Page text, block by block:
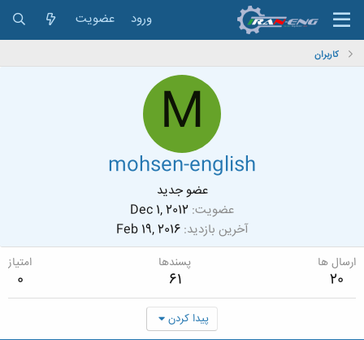
ورود عضویت
کاربران
M
mohsen-english
عضو جدید
عضویت Dec 1, 2012
آخرین بازدید Feb 19, 2016
ارسال ها
20
پسندها
61
امتیاز
0
پیدا کردن